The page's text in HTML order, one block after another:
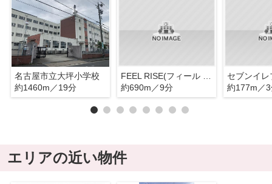
名古屋市立大坪小学校
約1460m／19分
約690m／9分
約177m／
エリアの近い物件